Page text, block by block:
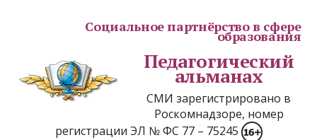
Социальное партнёрство в сфере
образования
Педагогический
альманах
СМИ зарегистрировано в
Роскомнадзоре, номер
регистрации ЭЛ № ФС 77 – 75245